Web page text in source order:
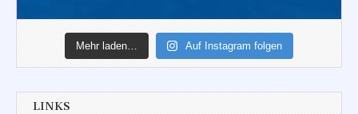
Mehr laden… Auf Instagram folgen
LINKS